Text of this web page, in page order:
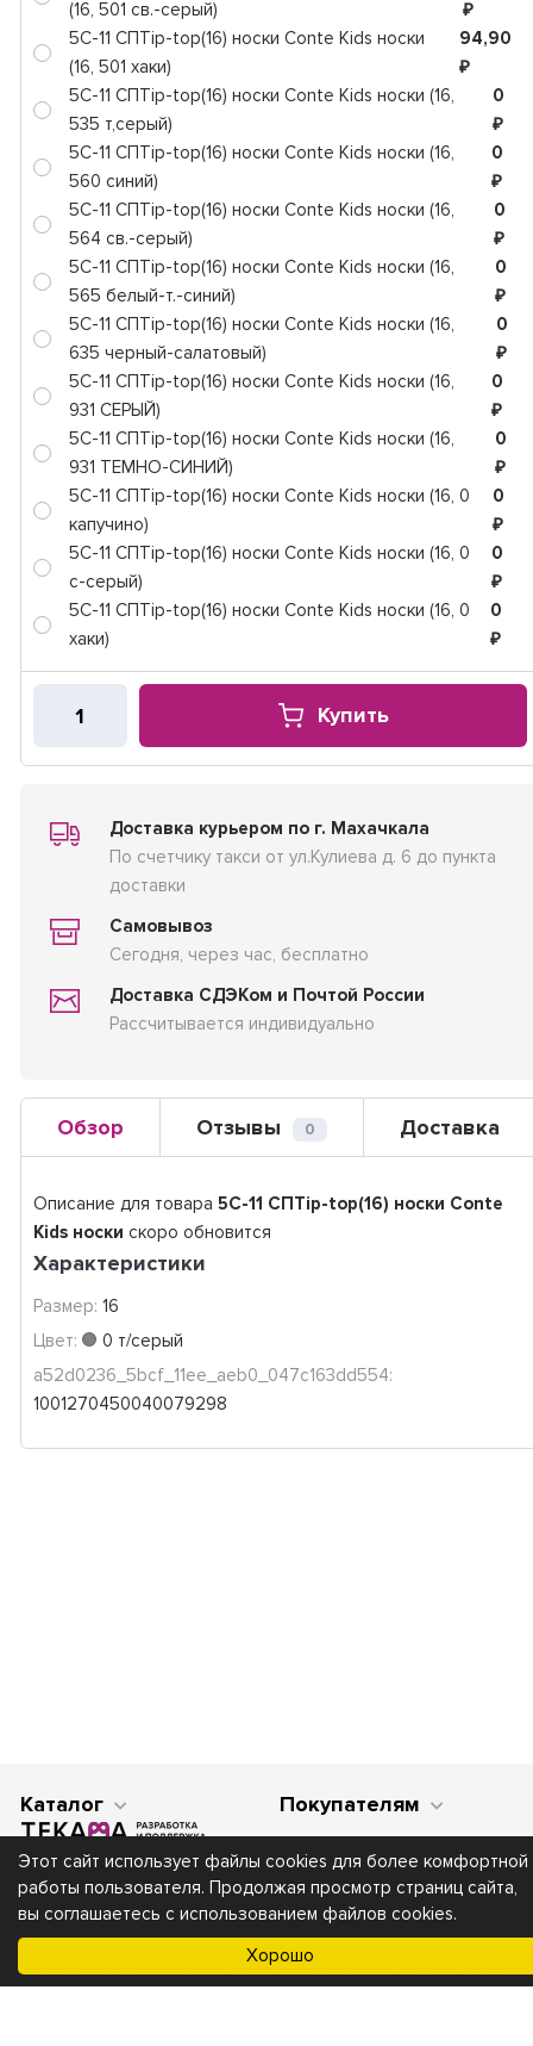
Хорошо
Этот сайт использует файлы cookies для более комфортной
работы пользователя. Продолжая просмотр страниц сайта,
вы соглашаетесь с использованием файлов cookies.
(16, 501 св.-серый)
₽
5C-11 СПTip-top(16) носки Conte Kids носки
(16, 501 хаки)
94,90
₽
5C-11 СПTip-top(16) носки Conte Kids носки (16,
535 т,серый)
0
₽
5C-11 СПTip-top(16) носки Conte Kids носки (16,
560 синий)
0
₽
5C-11 СПTip-top(16) носки Conte Kids носки (16,
564 св.-серый)
0
₽
5C-11 СПTip-top(16) носки Conte Kids носки (16,
565 белый-т.-синий)
0
₽
5C-11 СПTip-top(16) носки Conte Kids носки (16,
635 черный-салатовый)
0
₽
5C-11 СПTip-top(16) носки Conte Kids носки (16,
931 СЕРЫЙ)
0
₽
5C-11 СПTip-top(16) носки Conte Kids носки (16,
931 ТЕМНО-СИНИЙ)
0
₽
5C-11 СПTip-top(16) носки Conte Kids носки (16, 0
капучино)
0
₽
5C-11 СПTip-top(16) носки Conte Kids носки (16, 0
с-серый)
0
₽
5C-11 СПTip-top(16) носки Conte Kids носки (16, 0
хаки)
0
₽
Купить
Доставка курьером по г. Махачкала
По счетчику такси от ул.Кулиева д. 6 до пункта
доставки
Самовывоз
Сегодня, через час, бесплатно
Доставка СДЭКом и Почтой России
Рассчитывается индивидуально
Обзор Отзывы 0 Доставка
Описание для товара 5C-11 СПTip-top(16) носки Conte
Kids носки скоро обновится
Характеристики
Размер: 16
Цвет:
0 т/серый
a52d0236_5bcf_11ee_aeb0_047c163dd554:
1001270450040079298
Каталог Покупателям
Мы получаем и обрабатываем персональные данные посетителей
нашего сайта в соответствии софициальной политикой. Если вы не